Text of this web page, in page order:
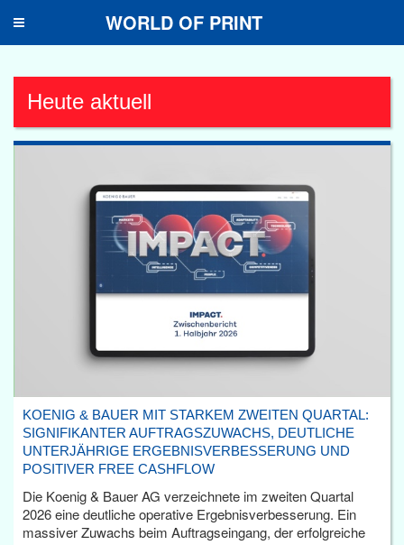
Toggle
WORLD OF PRINT
Heute aktuell
KOENIG & BAUER MIT STARKEM ZWEITEN QUARTAL:
SIGNIFIKANTER AUFTRAGSZUWACHS, DEUTLICHE
UNTERJÄHRIGE ERGEBNISVERBESSERUNG UND
POSITIVER FREE CASHFLOW
Die Koenig & Bauer AG verzeichnete im zweiten Quartal
2026 eine deutliche operative Ergebnisverbesserung. Ein
massiver Zuwachs beim Auftragseingang, der erfolgreiche